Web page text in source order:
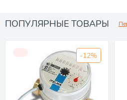
ПОПУЛЯРНЫЕ ТОВАРЫ
-12%